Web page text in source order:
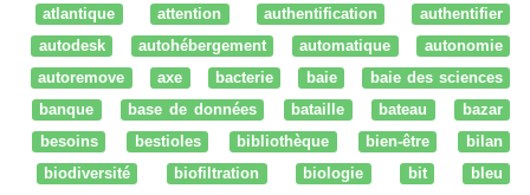
atlantique
attention authentification
authentifier
autodesk
autohébergement automatique
autonomie
autoremove
axe bacterie baie
baie des sciences
banque
base de données bataille bateau
bazar
besoins
bestioles bibliothèque bien-être
bilan
biodiversité
biofiltration biologie bit
bleu